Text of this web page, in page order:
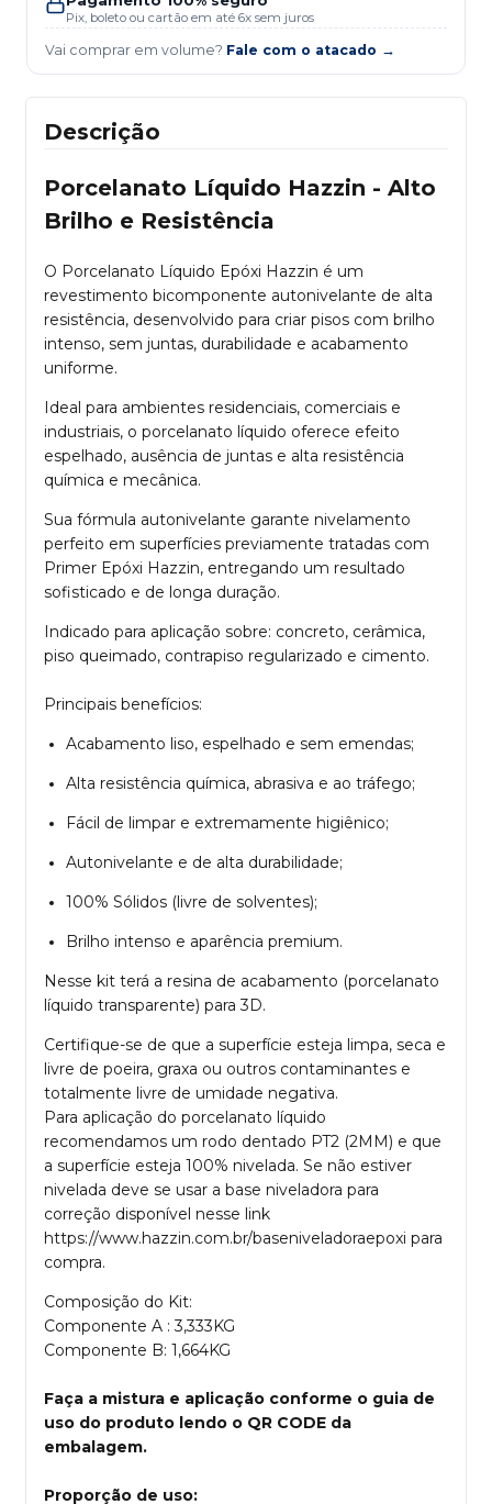
Pix, boleto ou cartão em até 6x sem juros
Vai comprar em volume? Fale com o atacado →
Descrição
Porcelanato Líquido Hazzin - Alto
Brilho e Resistência
O Porcelanato Líquido Epóxi Hazzin é um
revestimento bicomponente autonivelante de alta
resistência, desenvolvido para criar pisos com brilho
intenso, sem juntas, durabilidade e acabamento
uniforme.
Ideal para ambientes residenciais, comerciais e
industriais, o porcelanato líquido oferece efeito
espelhado, ausência de juntas e alta resistência
química e mecânica.
Sua fórmula autonivelante garante nivelamento
perfeito em superfícies previamente tratadas com
Primer Epóxi Hazzin, entregando um resultado
sofisticado e de longa duração.
Indicado para aplicação sobre: concreto, cerâmica,
piso queimado, contrapiso regularizado e cimento.
Principais benefícios:
Acabamento liso, espelhado e sem emendas;
Alta resistência química, abrasiva e ao tráfego;
Fácil de limpar e extremamente higiênico;
Autonivelante e de alta durabilidade;
100% Sólidos (livre de solventes);
Brilho intenso e aparência premium.
Nesse kit terá a resina de acabamento (porcelanato
líquido transparente) para 3D.
Certifique-se de que a superfície esteja limpa, seca e
livre de poeira, graxa ou outros contaminantes e
totalmente livre de umidade negativa.
Para aplicação do porcelanato líquido
recomendamos um rodo dentado PT2 (2MM) e que
a superfície esteja 100% nivelada. Se não estiver
nivelada deve se usar a base niveladora para
correção disponível nesse link
https://www.hazzin.com.br/baseniveladoraepoxi para
compra.
Composição do Kit:
Componente A : 3,333KG
Componente B: 1,664KG
Faça a mistura e aplicação conforme o guia de
uso do produto lendo o QR CODE da
embalagem.
Proporção de uso: